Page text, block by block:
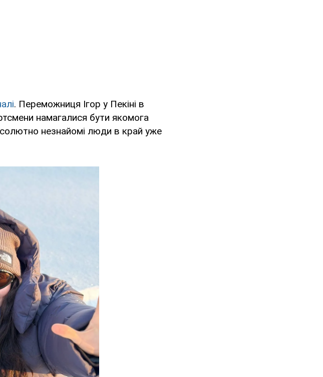
. Переможниця Ігор у Пекіні в
намагалися бути якомога
незнайомі люди в край уже